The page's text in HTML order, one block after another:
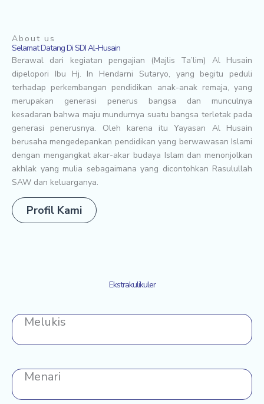
About us
Selamat Datang Di SDI Al-Husain
Berawal dari kegiatan pengajian (Majlis Ta’lim) Al Husain
dipelopori Ibu Hj. In Hendarni Sutaryo, yang begitu peduli
terhadap perkembangan pendidikan anak-anak remaja, yang
merupakan generasi penerus bangsa dan munculnya
kesadaran bahwa maju mundurnya suatu bangsa terletak pada
generasi penerusnya. Oleh karena itu Yayasan Al Husain
berusaha mengedepankan pendidikan yang berwawasan Islami
dengan mengangkat akar-akar budaya Islam dan menonjolkan
akhlak yang mulia sebagaimana yang dicontohkan Rasulullah
SAW dan keluarganya.
Profil Kami
Ekstrakulikuler
Melukis
Menari